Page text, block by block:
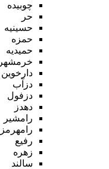
چوبیده
حر
حسینیه
حمزه
حمیدیه
خرمشهر
دارخوین
دزآب
دزفول
دهدز
رامشیر
رامهرمز
رفیع
زهره
سالند